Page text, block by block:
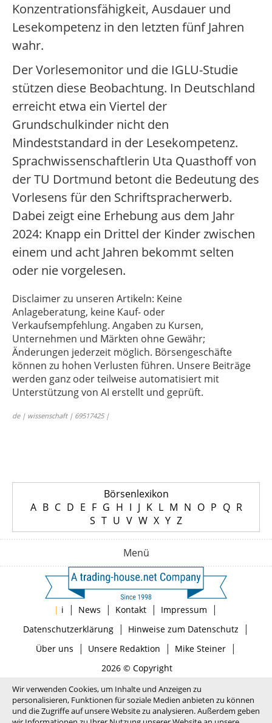
Konzentrationsfähigkeit, Ausdauer und
Lesekompetenz in den letzten fünf Jahren
wahr.
Der Vorlesemonitor und die IGLU-Studie
stützen diese Beobachtung. In Deutschland
erreicht etwa ein Viertel der
Grundschulkinder nicht den
Mindeststandard in der Lesekompetenz.
Sprachwissenschaftlerin Uta Quasthoff von
der TU Dortmund betont die Bedeutung des
Vorlesens für den Schriftspracherwerb.
Dabei zeigt eine Erhebung aus dem Jahr
2024: Knapp ein Drittel der Kinder zwischen
einem und acht Jahren bekommt selten
oder nie vorgelesen.
Disclaimer zu unseren Artikeln: Keine
Anlageberatung, keine Kauf- oder
Verkaufsempfehlung. Angaben zu Kursen,
Unternehmen und Märkten ohne Gewähr;
Änderungen jederzeit möglich. Börsengeschäfte
können zu hohen Verlusten führen. Unsere Beiträge
werden ganz oder teilweise automatisiert mit
Unterstützung von AI erstellt und geprüft.
de | wissenschaft | 69517425 |
Börsenlexikon
A B C D E F G H I J K L M N O P Q R
S T U V W X Y Z
Menü
| i | News | Kontakt | Impressum |
Datenschutzerklärung| Hinweise zum Datenschutz |
Über uns | Unsere Redaktion | Mike Steiner|
2026 © Copyright
Wir verwenden Cookies, um Inhalte und Anzeigen zu
personalisieren, Funktionen für soziale Medien anbieten zu können
und die Zugriffe auf unsere Website zu analysieren. Außerdem geben